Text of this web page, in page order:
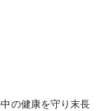
の健康を守り末長